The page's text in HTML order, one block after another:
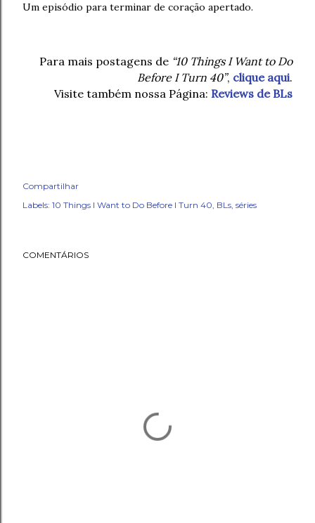
Um episódio para terminar de coração apertado.
Para mais postagens de “10 Things I Want to Do
Before I Turn 40”, clique aqui.
Visite também nossa Página: Reviews de BLs
Compartilhar
Labels: 10 Things I Want to Do Before I Turn 40 BLs séries
COMENTÁRIOS